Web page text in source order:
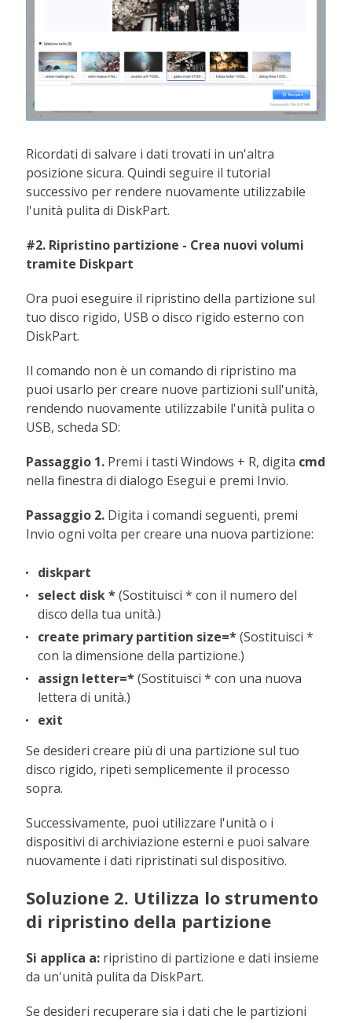
Ricordati di salvare i dati trovati in un'altra
posizione sicura. Quindi seguire il tutorial
successivo per rendere nuovamente utilizzabile
l'unità pulita di DiskPart.
#2. Ripristino partizione - Crea nuovi volumi
tramite Diskpart
Ora puoi eseguire il ripristino della partizione sul
tuo disco rigido, USB o disco rigido esterno con
DiskPart.
Il comando non è un comando di ripristino ma
puoi usarlo per creare nuove partizioni sull'unità,
rendendo nuovamente utilizzabile l'unità pulita o
USB, scheda SD:
Passaggio 1. Premi i tasti Windows + R, digita cmd
nella finestra di dialogo Esegui e premi Invio.
Passaggio 2. Digita i comandi seguenti, premi
Invio ogni volta per creare una nuova partizione:
diskpart
select disk *(Sostituisci * con il numero del
disco della tua unità.)
create primary partition size=*(Sostituisci *
con la dimensione della partizione.)
assign letter=*(Sostituisci * con una nuova
lettera di unità.)
exit
Se desideri creare più di una partizione sul tuo
disco rigido, ripeti semplicemente il processo
sopra.
Successivamente, puoi utilizzare l'unità o i
dispositivi di archiviazione esterni e puoi salvare
nuovamente i dati ripristinati sul dispositivo.
Soluzione 2. Utilizza lo strumento
di ripristino della partizione
Si applica a: ripristino di partizione e dati insieme
da un'unità pulita da DiskPart.
Se desideri recuperare sia i dati che le partizioni